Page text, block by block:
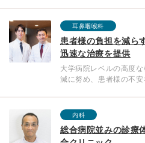
耳鼻咽喉科
患者様の負担を減ら
迅速な治療を提供
大学病院レベルの高度
減に努め、患者様の不安
内科
総合病院並みの診療